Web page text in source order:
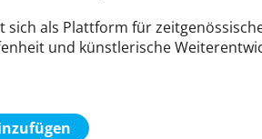
sich als Plattform für
und künstlerische